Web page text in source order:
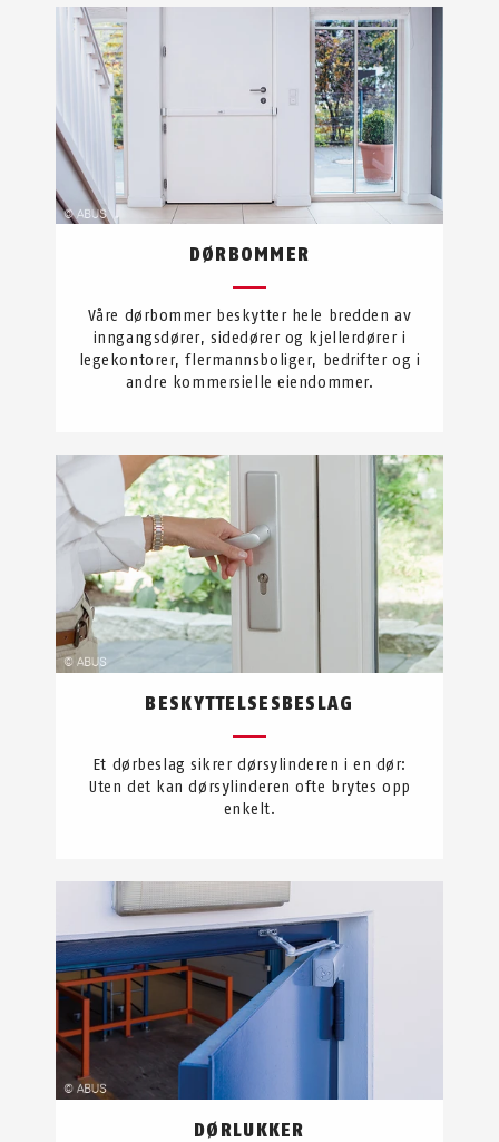
DØRBOMMER
Våre dørbommer beskytter hele bredden av
inngangsdører, sidedører og kjellerdører i
legekontorer, flermannsboliger, bedrifter og i
andre kommersielle eiendommer.
BESKYTTELSESBESLAG
Et dørbeslag sikrer dørsylinderen i en dør:
Uten det kan dørsylinderen ofte brytes opp
enkelt.
DØRLUKKER